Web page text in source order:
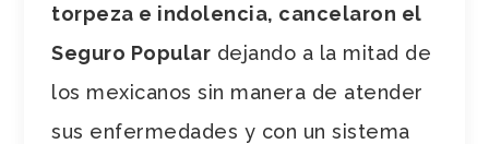
torpeza e indolencia, cancelaron el
Seguro Popular dejando a la mitad de
los mexicanos sin manera de atender
sus enfermedades y con un sistema